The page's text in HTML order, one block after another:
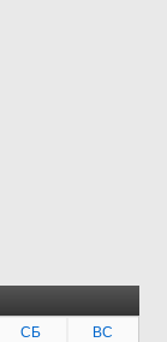
СБ
ВС